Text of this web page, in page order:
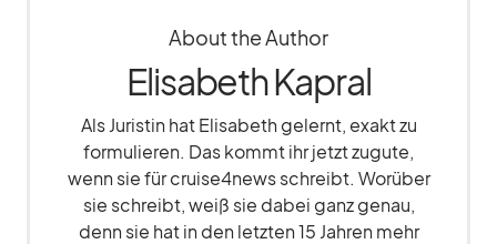
About the Author
Elisabeth Kapral
Als Juristin hat Elisabeth gelernt, exakt zu
formulieren. Das kommt ihr jetzt zugute,
wenn sie für cruise4news schreibt. Worüber
sie schreibt, weiß sie dabei ganz genau,
denn sie hat in den letzten 15 Jahren mehr